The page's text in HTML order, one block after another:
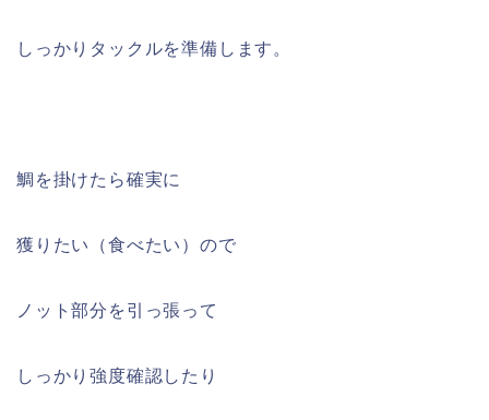
しっかりタックルを準備します。
鯛を掛けたら確実に
獲りたい（食べたい）ので
ノット部分を引っ張って
しっかり強度確認したり